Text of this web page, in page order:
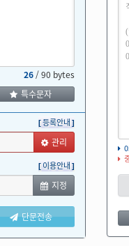
26/ 90 bytes
특수문자
등록안내
관리
이용안내
지정
단문전송